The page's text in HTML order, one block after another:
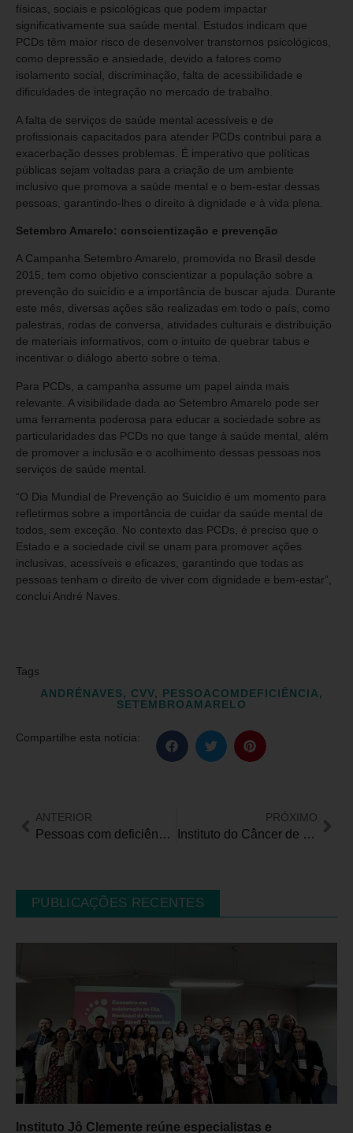
físicas, sociais e psicológicas que podem impactar
significativamente sua saúde mental. Estudos indicam que
PCDs têm maior risco de desenvolver transtornos psicológicos,
como depressão e ansiedade, devido a fatores como
isolamento social, discriminação, falta de acessibilidade e
dificuldades de integração no mercado de trabalho.
A falta de serviços de saúde mental acessíveis e de
profissionais capacitados para atender PCDs contribui para a
exacerbação desses problemas. É imperativo que políticas
públicas sejam voltadas para a criação de um ambiente
inclusivo que promova a saúde mental e o bem-estar dessas
pessoas, garantindo-lhes o direito à dignidade e à vida plena.
Setembro Amarelo: conscientização e prevenção
A Campanha Setembro Amarelo, promovida no Brasil desde
2015, tem como objetivo conscientizar a população sobre a
prevenção do suicídio e a importância de buscar ajuda. Durante
este mês, diversas ações são realizadas em todo o país, como
palestras, rodas de conversa, atividades culturais e distribuição
de materiais informativos, com o intuito de quebrar tabus e
incentivar o diálogo aberto sobre o tema.
Para PCDs, a campanha assume um papel ainda mais
relevante. A visibilidade dada ao Setembro Amarelo pode ser
uma ferramenta poderosa para educar a sociedade sobre as
particularidades das PCDs no que tange à saúde mental, além
de promover a inclusão e o acolhimento dessas pessoas nos
serviços de saúde mental.
“O Dia Mundial de Prevenção ao Suicídio é um momento para
refletirmos sobre a importância de cuidar da saúde mental de
todos, sem exceção. No contexto das PCDs, é preciso que o
Estado e a sociedade civil se unam para promover ações
inclusivas, acessíveis e eficazes, garantindo que todas as
pessoas tenham o direito de viver com dignidade e bem-estar”,
conclui André Naves.
Tags
ANDRÉNAVES, CVV, PESSOACOMDEFICIÊNCIA,
SETEMBROAMARELO
Compartilhe esta notícia:
ANTERIOR
Pessoas com deficiência possuem garantias e regras para utilizar o transporte aéreo brasileiro
PRÓXIMO
Instituto do Câncer de SP inaugura Centro de Transplantes de Medula Óssea
PUBLICAÇÕES RECENTES
Instituto Jô Clemente reúne especialistas e